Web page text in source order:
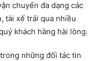
chuyển đa dạng các
tài xế trải qua nhiều
khách hàng hài lòng.
những đối tác tin